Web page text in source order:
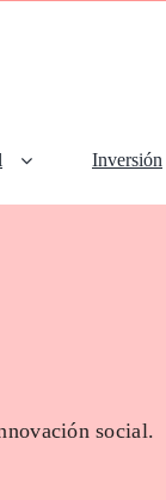
Inversión
social.